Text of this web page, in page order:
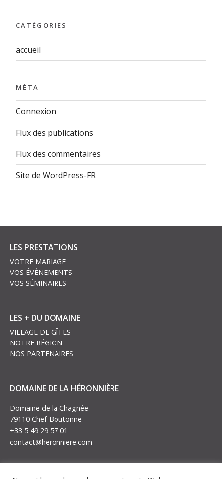
CATÉGORIES
accueil
MÉTA
Connexion
Flux des publications
Flux des commentaires
Site de WordPress-FR
LES PRESTATIONS
VOTRE MARIAGE
VOS ÉVÈNEMENTS
VOS SÉMINAIRES
LES + DU DOMAINE
VILLAGE DE GÎTES
NOTRE RÉGION
NOS PARTENAIRES
DOMAINE DE LA HÉRONNIÈRE
Domaine de la Chagnée
79110 Chef-Boutonne
+33 5 49 29 57 01
contact@heronniere.com